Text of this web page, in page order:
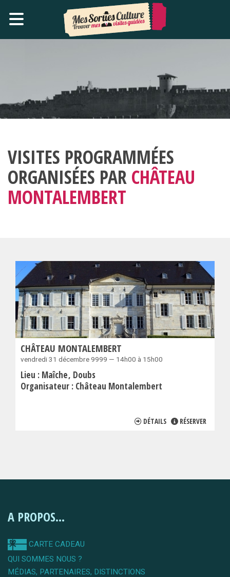
VISITES PROGRAMMÉES
ORGANISÉES PAR CHÂTEAU
MONTALEMBERT
CHÂTEAU MONTALEMBERT
vendredi 31 décembre 9999 — 14h00 à 15h00
Lieu : Maîche Doubs
Organisateur : Château Montalembert
DÉTAILS RÉSERVER
A PROPOS...
CARTE CADEAU
QUI SOMMES NOUS ?
MÉDIAS, PARTENAIRES, DISTINCTIONS